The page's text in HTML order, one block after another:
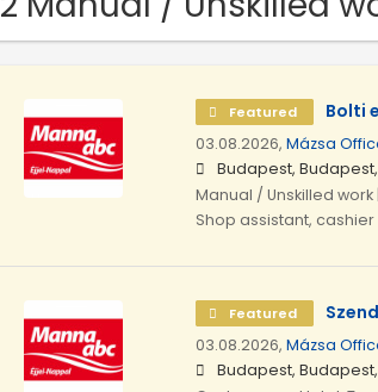
Featured Bolti
03.08.2026, Mázsa
Budapest,
Manual / Unskilled
Shop assistant, cashier
Featured
03.08.2026, Mázsa
Budapest,